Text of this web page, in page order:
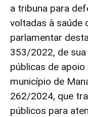
a tribuna para
voltadas à saúde
parlamentar
353/2022, de
públicas de
município de
262/2024, que
públicos para